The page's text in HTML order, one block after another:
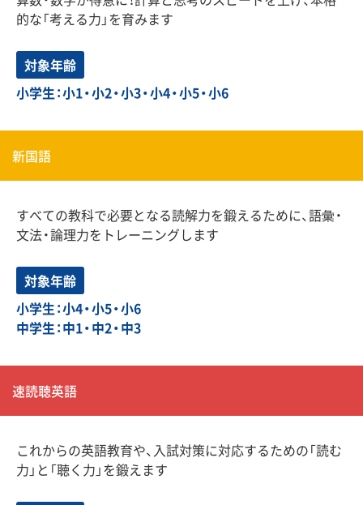
的な「考える力」を育みます
対象年齢
小学生：小1・小2・小3・小4・小5・小6
新国語
すべての教科で必要となる読解力を鍛えるために、語彙・
文法・論理力をトレーニングします
対象年齢
小学生：小4・小5・小6
中学生：中1・中2・中3
速読聴英語
これからの英語教育や、入試対策に対応するための「読む
力」と「聴く力」を鍛えます